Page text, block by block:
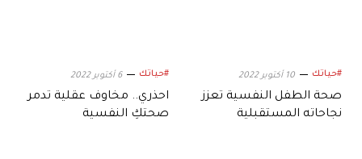
#حياتك 10 أكتوبر 2022
صحة الطفل النفسية تعزز
نجاحاته المستقبلية
#حياتك 6 أكتوبر 2022
احذري.. مخاوف عقلية تدمر
صحتكِ النفسية